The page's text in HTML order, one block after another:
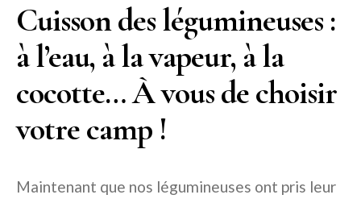
Cuisson des légumineuses :
à l’eau, à la vapeur, à la
cocotte… À vous de choisir
votre camp !
Maintenant que nos légumineuses ont pris leur